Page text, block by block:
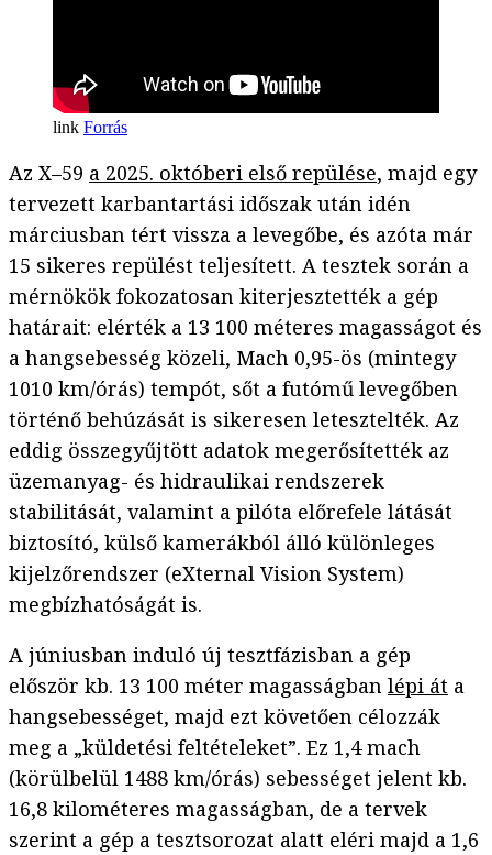
Forrás
Az X–59 a 2025. októberi első repülése, majd egy
tervezett karbantartási időszak után idén
márciusban tért vissza a levegőbe, és azóta már
15 sikeres repülést teljesített. A tesztek során a
mérnökök fokozatosan kiterjesztették a gép
határait: elérték a 13 100 méteres magasságot és
a hangsebesség közeli, Mach 0,95-ös (mintegy
1010 km/órás) tempót, sőt a futómű levegőben
történő behúzását is sikeresen letesztelték. Az
eddig összegyűjtött adatok megerősítették az
üzemanyag- és hidraulikai rendszerek
stabilitását, valamint a pilóta előrefele látását
biztosító, külső kamerákból álló különleges
kijelzőrendszer (eXternal Vision System)
megbízhatóságát is.
A júniusban induló új tesztfázisban a gép
először kb. 13 100 méter magasságban lépi át a
hangsebességet, majd ezt követően célozzák
meg a „küldetési feltételeket”. Ez 1,4 mach
(körülbelül 1488 km/órás) sebességet jelent kb.
16,8 kilométeres magasságban, de a tervek
szerint a gép a tesztsorozat alatt eléri majd a 1,6